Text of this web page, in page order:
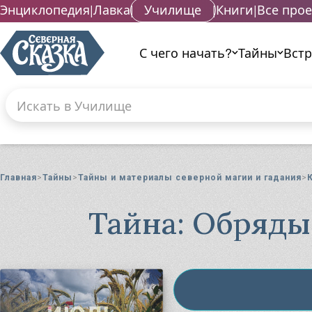
Энциклопедия|Лавка| Училище |Книги|Все
С чего начать? Тайны
Поиск по сайту
Введите текст и нажмите кнопку «Найти»,
Главная Тайны Тайны и материалы северной магии и гадания
Тайна: